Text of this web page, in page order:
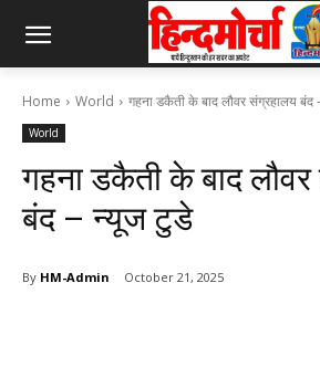
Home World गहना डकैती के बाद लौवर संग्रहालय
World
गहना डकैती के बाद
बंद – न्यूज टुडे
By HM-Admin October 21, 2025